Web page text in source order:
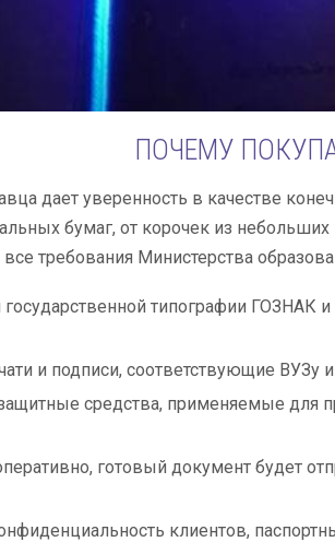
ПОЧЕМУ
дает уверенность в качестве
бумаг, от корочек из
требования Министерства
государственной типографии
и подписи, соответствующие ВУЗу
средства, применяемые для
готовый документ будет
клиентов,